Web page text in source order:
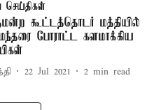
செய்திகள்
கூட்டத்தொடர் மத்தியில்
போராட்ட களமாக்கிய
22 Jul 2021 2 min read